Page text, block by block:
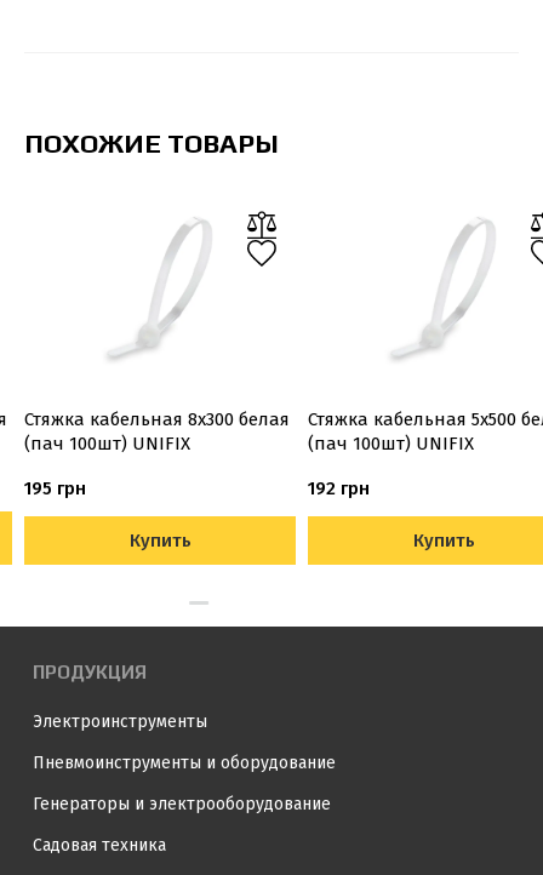
ПОХОЖИЕ ТОВАРЫ
Стяжка кабельная 8х300 белая
(пач 100шт) UNIFIX
195 грн
Купить
Стяжка кабельная 5х500
(пач 100шт) UNIFIX
192 грн
Купить
ПРОДУКЦИЯ
Электроинструменты
Пневмоинструменты и оборудование
Генераторы и электрооборудование
Садовая техника